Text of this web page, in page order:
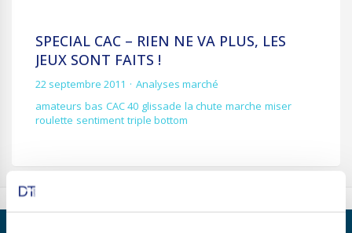
SPECIAL CAC – RIEN NE VA PLUS, LES
JEUX SONT FAITS !
22 septembre 2011
Analyses marché
amateurs bas CAC 40 glissade la chute marche miser
roulette sentiment triple bottom